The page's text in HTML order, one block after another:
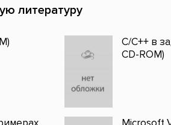
литературу
C/C++ в
CD-ROM)